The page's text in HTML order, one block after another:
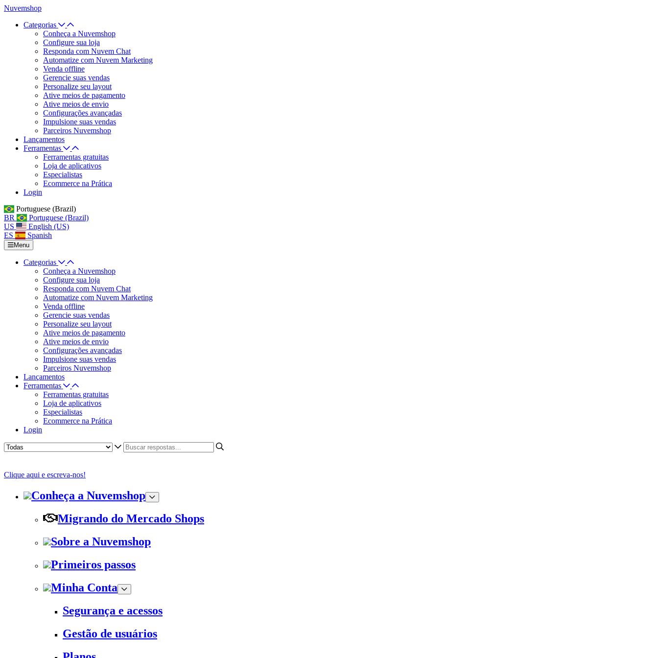
Nuvemshop
Categorias
Conheça a Nuvemshop
Configure sua loja
Responda com Nuvem Chat
Automatize com Nuvem Marketing
Venda offline
Gerencie suas vendas
Personalize seu layout
Ative meios de pagamento
Ative meios de envio
Configurações avançadas
Impulsione suas vendas
Parceiros Nuvemshop
Lançamentos
Ferramentas
Ferramentas gratuitas
Loja de aplicativos
Especialistas
Ecommerce na Prática
Login
Portuguese (Brazil)
BR
Portuguese (Brazil)
US
English (US)
ES
Spanish
Menu
Categorias
Conheça a Nuvemshop
Configure sua loja
Responda com Nuvem Chat
Automatize com Nuvem Marketing
Venda offline
Gerencie suas vendas
Personalize seu layout
Ative meios de pagamento
Ative meios de envio
Configurações avançadas
Impulsione suas vendas
Parceiros Nuvemshop
Lançamentos
Ferramentas
Ferramentas gratuitas
Loja de aplicativos
Especialistas
Ecommerce na Prática
Login
Clique aqui e escreva-nos!
Conheça a Nuvemshop
Migrando do Mercado Shops
Sobre a Nuvemshop
Primeiros passos
Minha Conta
Segurança e acessos
Gestão de usuários